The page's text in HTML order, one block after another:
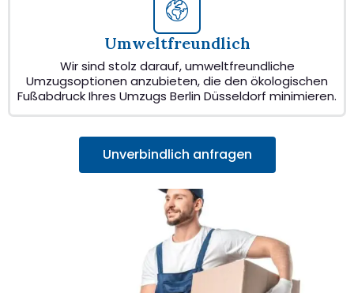
Umweltfreundlich
Wir sind stolz darauf, umweltfreundliche
Umzugsoptionen anzubieten, die den ökologischen
Fußabdruck Ihres Umzugs Berlin Düsseldorf minimieren.
Unverbindlich anfragen